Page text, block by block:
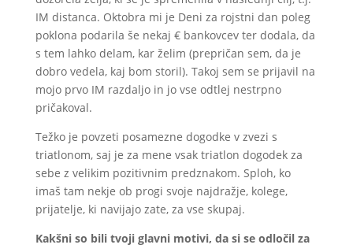
IM distanca. Oktobra mi je Deni za rojstni dan poleg
poklona podarila še nekaj € bankovcev ter dodala, da
s tem lahko delam, kar želim (prepričan sem, da je
dobro vedela, kaj bom storil). Takoj sem se prijavil na
mojo prvo IM razdaljo in jo vse odtlej nestrpno
pričakoval.
Težko je povzeti posamezne dogodke v zvezi s
triatlonom, saj je za mene vsak triatlon dogodek za
sebe z velikim pozitivnim predznakom. Sploh, ko
imaš tam nekje ob progi svoje najdražje, kolege,
prijatelje, ki navijajo zate, za vse skupaj.
Kakšni so bili tvoji glavni motivi, da si se odločil za